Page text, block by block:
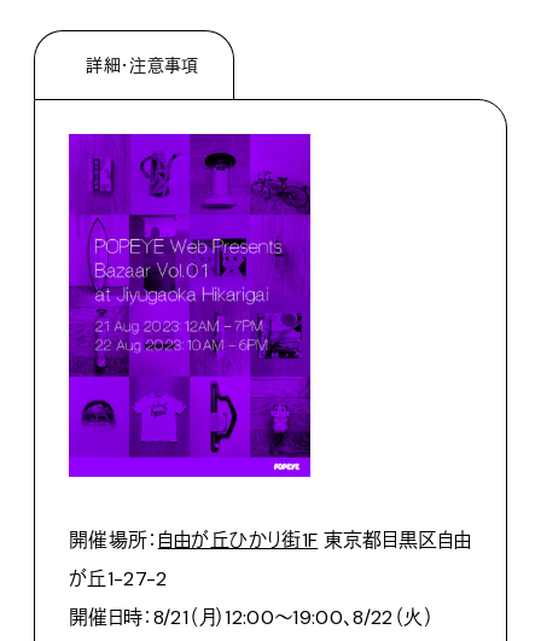
詳細・注意事項
開催場所： 自由が丘ひかり街1F 東京都目黒区自由
が丘1-27-2
開催日時：8/21（月）12:00〜19:00、8/22（火）